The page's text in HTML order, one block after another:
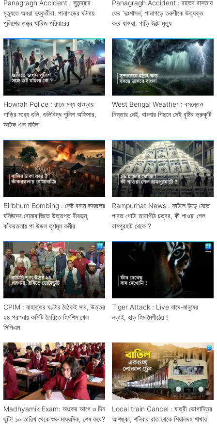
Panagragh Accident : সুতন্দ্রার
মৃত্যুতে অধরা দুষ্কৃতীরা, পানাগড়ের ঘটনায়
পুলিশের তত্ত্ব খারিজ পরিবারের
Panagragh Accident : রাতের রাস্তায়
ফের ‘দুঃশাসন’, পানাগড়ে তরুণীকে উত্যক্ত
করে ধাওয়া, গাড়ি উল্টে মৃত্যু
Howrah Police : রাতে মধ্য হাওড়ায়
গাড়ির মধ্যে গুলি, গুলিবিদ্ধ পুলিশ অফিসার,
আটক এক মহিলা
West Bengal Weather : বসন্তেও
নিস্তার নেই, বাংলার পিছনে সেই বৃষ্টির ভ্রুকুটি
Birbhum Bombing : কেষ্ট বনাম কাজলের
ঘনিষ্ঠদের বোমাবাজিতে উত্তপ্ত বীরভূম,
কাঁকরতলায় পা উড়ল তৃণমূল কর্মীর
Rampurhat News : ফাটলে উড়ে যেতে
পারত গোটা তারাপীঠ চত্বর, কী পাওয়া গেল
রামপুরহাট থেকে ?
CPIM : বাহাত্তর ঘণ্টার বৈঠকই সার, উত্তর
২৪ পরগনায় কমিটি তৈরিতে হিমশিম খেল
সিপিএম
Tiger Attack : Live বাঘে-মানুষের
লড়াই, হাড় হিম মৈপীঠের !
Madhyamik Exam: অংকের আগে ৩ দিন
ছুটি! ১০ তারিখ থেকে শুরু মাধ্যমিক, শেষ কবে?
Local train Cancel : যাত্রী ভোগান্তির
আশঙ্কা, শনিবার রাত থেকে শিয়ালদহ শাখায়